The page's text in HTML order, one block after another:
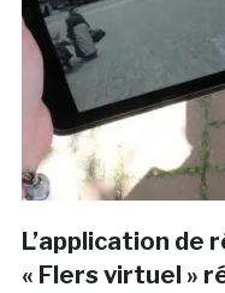
L’application
« Flers virtuel »